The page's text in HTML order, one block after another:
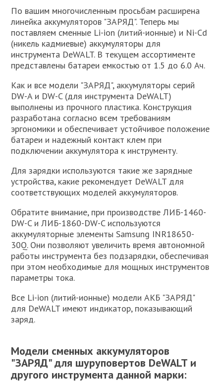
По вашим многочисленным просьбам расширена
линейка аккумуляторов "ЗАРЯД". Теперь мы
поставляем сменные Li-ion (литий-ионные) и Ni-Cd
(никель кадмиевые) аккумуляторы для
инструмента DeWALT. В текущем ассортименте
представлены батареи емкостью от 1.5 до 6.0 Ач.
Как и все модели "ЗАРЯД", аккумуляторы серий
DW-A и DW-C (для инструмента DeWALT)
выполнены из прочного пластика. Конструкция
разработана согласно всем требованиям
эргономики и обеспечивает устойчивое положение
батареи и надежный контакт клем при
подключении аккумулятора к инструменту.
Для зарядки используются такие же зарядные
устройства, какие рекомендует DeWALT для
соответствующих моделей аккумуляторов.
Обратите внимание, при производстве ЛИБ-1460-
DW-C и ЛИБ-1860-DW-C используются
аккумуляторные элементы Samsung INR18650-
30Q. Они позволяют увеличить время автономной
работы инструмента без подзарядки, обеспечивая
при этом необходимые для мощных инструментов
параметры тока.
Все Li-ion (литий-ионные) модели АКБ "ЗАРЯД"
для DeWALT имеют индикатор, показывающий
заряд.
Модели сменных аккумуляторов
"ЗАРЯД" для шуруповертов DeWALT и
другого инструмента данной марки: